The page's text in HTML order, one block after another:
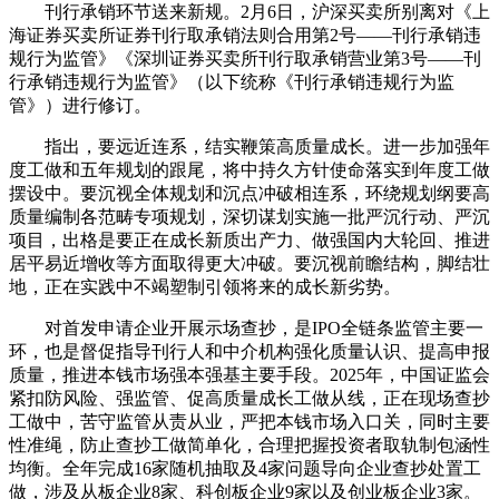
刊行承销环节送来新规。2月6日，沪深买卖所别离对《上
海证券买卖所证券刊行取承销法则合用第2号——刊行承销违
规行为监管》《深圳证券买卖所刊行取承销营业第3号——刊
行承销违规行为监管》（以下统称《刊行承销违规行为监
管》）进行修订。
指出，要远近连系，结实鞭策高质量成长。进一步加强年
度工做和五年规划的跟尾，将中持久方针使命落实到年度工做
摆设中。要沉视全体规划和沉点冲破相连系，环绕规划纲要高
质量编制各范畴专项规划，深切谋划实施一批严沉行动、严沉
项目，出格是要正在成长新质出产力、做强国内大轮回、推进
居平易近增收等方面取得更大冲破。要沉视前瞻结构，脚结壮
地，正在实践中不竭塑制引领将来的成长新劣势。
对首发申请企业开展示场查抄，是IPO全链条监管主要一
环，也是督促指导刊行人和中介机构强化质量认识、提高申报
质量，推进本钱市场强本强基主要手段。2025年，中国证监会
紧扣防风险、强监管、促高质量成长工做从线，正在现场查抄
工做中，苦守监管从责从业，严把本钱市场入口关，同时主要
性准绳，防止查抄工做简单化，合理把握投资者取轨制包涵性
均衡。全年完成16家随机抽取及4家问题导向企业查抄处置工
做，涉及从板企业8家、科创板企业9家以及创业板企业3家。